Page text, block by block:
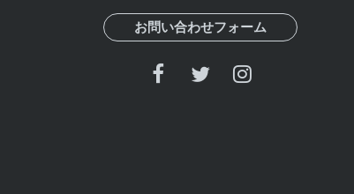
お問い合わせフォーム